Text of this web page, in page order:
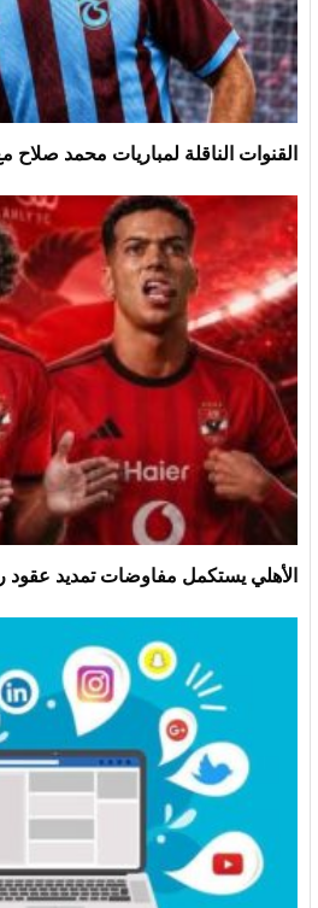
القنوات الناقلة لمباريات محمد
الأهلي يستكمل مفاوضات تمديد عقود